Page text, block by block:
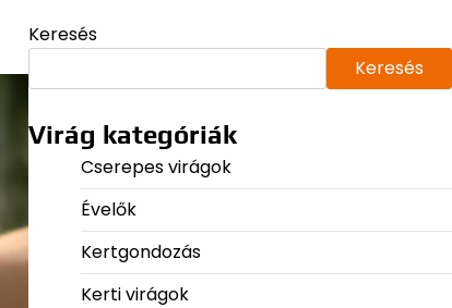
Keresés
Keresés
Virág kategóriák
Cserepes virágok
Évelők
Kertgondozás
Kerti virágok